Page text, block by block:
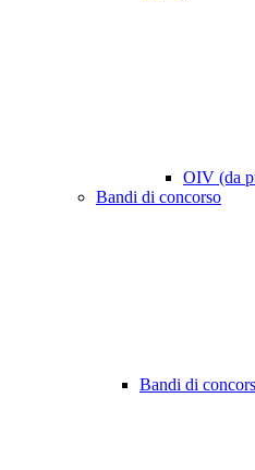
OIV (da
Bandi di concorso
Bandi di